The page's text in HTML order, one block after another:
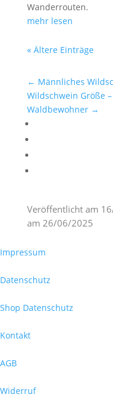
Wanderrouten.
mehr lesen
« Ältere Einträge
← Männliches
Wildschwein Größe
Waldbewohner→
Veröffentlicht am
am 26/06/2025
Impressum
Datenschutz
Shop Datenschutz
Kontakt
AGB
Widerruf